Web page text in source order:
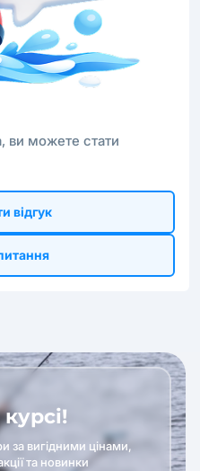
ви можете стати
відгук
за вигідними цінами,
та новинки